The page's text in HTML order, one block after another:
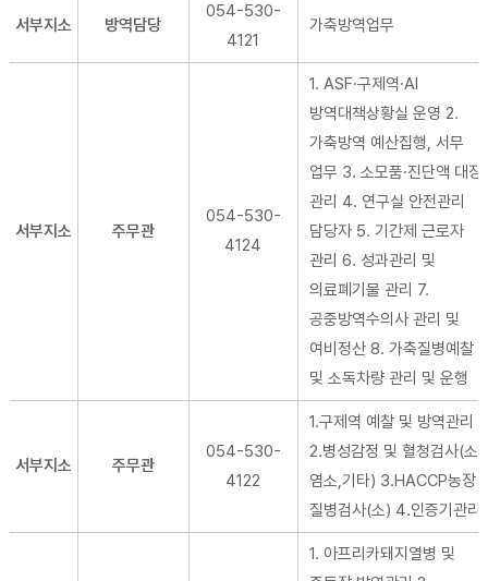
서부지소 방역담당
054-530-
4121
가축방역업무
서부지소 주무관
054-530-
4124
1. ASF∙구제역∙AI
방역대책상황실 운영 2.
가축방역 예산집행, 서무
업무 3. 소모품∙진단액 대장
관리 4. 연구실 안전관리
담당자 5. 기간제 근로자
관리 6. 성과관리 및
의료폐기물 관리 7.
공중방역수의사 관리 및
여비정산 8. 가축질병예찰
및 소독차량 관리 및 운행
서부지소 주무관
054-530-
4122
1.구제역 예찰 및 방역관리
2.병성감정 및 혈청검사(소,
염소,기타) 3.HACCP농장
질병검사(소) 4.인증기관리
1. 아프리카돼지열병 및